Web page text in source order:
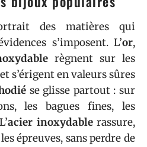
des matières qui
s’imposent. L’or,
règnent sur les
s’érigent en valeurs sûres
se glisse partout : sur
les bagues fines, les
acier inoxydablerassure,
épreuves, sans perdre de